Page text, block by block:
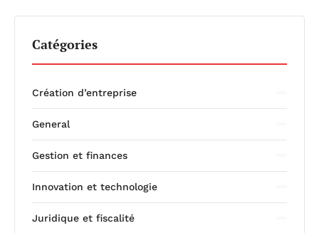
Catégories
Création d’entreprise
General
Gestion et finances
Innovation et technologie
Juridique et fiscalité